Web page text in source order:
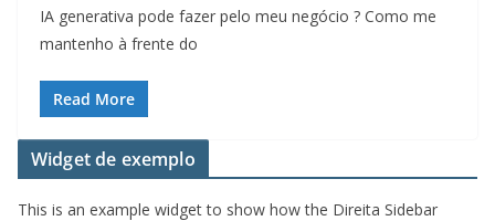
IA generativa pode fazer pelo meu negócio ? Como me
mantenho à frente do
Read More
Widget de exemplo
This is an example widget to show how the Direita Sidebar